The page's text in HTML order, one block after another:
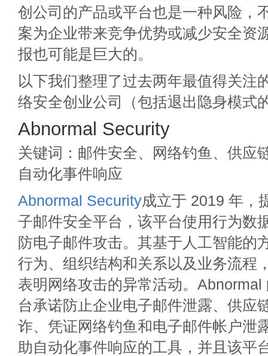
创公司的产品或平台也是一种风险，
案为企业带来竞争优势或减少安全资
报也可能是巨大的。
以下我们整理了过去两年最值得关注
络安全创业公司（包括退出隐身模式
Abnormal Security
关键词：邮件安全、网络钓鱼、供应
自动化事件响应
Abnormal Security成立于 2019 年，
子邮件安全平台，该平台使用行为数
防电子邮件攻击。其基于人工智能的
行为、组织结构和关系以及业务流程
表明网络攻击的异常活动。Abnormal
台承诺防止企业电子邮件泄露、供应
诈、凭证网络钓鱼和电子邮件帐户泄
助自动化事件响应的工具，并且该平